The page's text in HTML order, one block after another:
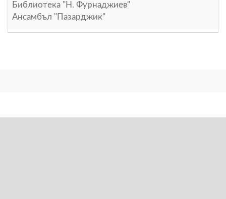
Библиотека "Н. Фурнаджиев"
Ансамбъл "Пазарджик"